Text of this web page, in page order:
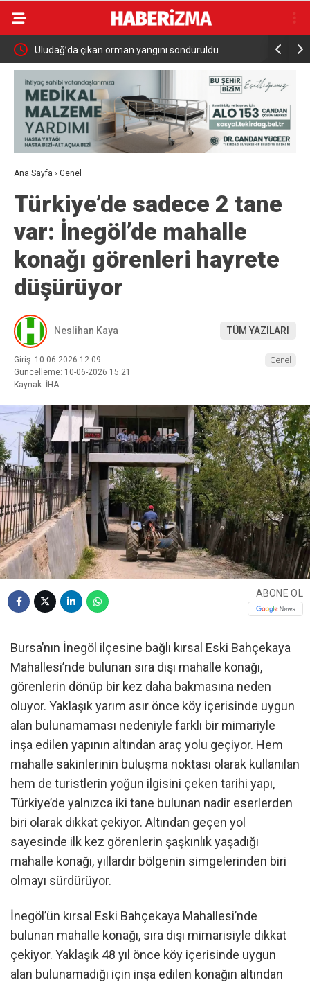
Uludağ’da çıkan orman yangını söndürüldü MGK 6
Güvenlik
Ana Sayfa › Genel
Türkiye’de sadece 2 tane
var: İnegöl’de mahalle
konağı görenleri hayrete
düşürüyor
Neslihan Kaya TÜM YAZILARI
Giriş: 10-06-2026 12:09
Güncelleme: 10-06-2026 15:21
Kaynak: İHA
Genel
ABONE OL
Bursa’nın İnegöl ilçesine bağlı kırsal Eski Bahçekaya
Mahallesi’nde bulunan sıra dışı mahalle konağı,
görenlerin dönüp bir kez daha bakmasına neden
oluyor. Yaklaşık yarım asır önce köy içerisinde uygun
alan bulunamaması nedeniyle farklı bir mimariyle
inşa edilen yapının altından araç yolu geçiyor. Hem
mahalle sakinlerinin buluşma noktası olarak kullanılan
hem de turistlerin yoğun ilgisini çeken tarihi yapı,
Türkiye’de yalnızca iki tane bulunan nadir eserlerden
biri olarak dikkat çekiyor. Altından geçen yol
sayesinde ilk kez görenlerin şaşkınlık yaşadığı
mahalle konağı, yıllardır bölgenin simgelerinden biri
olmayı sürdürüyor.
İnegöl’ün kırsal Eski Bahçekaya Mahallesi’nde
bulunan mahalle konağı, sıra dışı mimarisiyle dikkat
çekiyor. Yaklaşık 48 yıl önce köy içerisinde uygun
alan bulunamadığı için inşa edilen konağın altından